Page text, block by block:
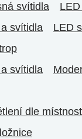
svítidla
svítidla
LED
svítidla
dle